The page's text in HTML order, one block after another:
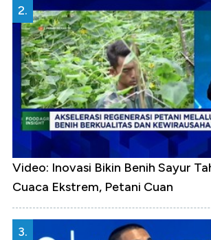
2.
Video: Inovasi Bikin Benih Sayur
Cuaca Ekstrem, Petani Cuan
3.